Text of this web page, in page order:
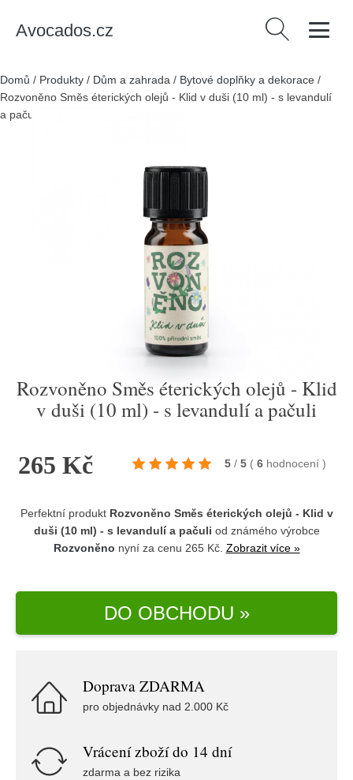
Avocados.cz Vyhledávání
Domů / Produkty / Dům a zahrada / Bytové doplňky a dekorace /
Rozvoněno Směs éterických olejů - Klid v duši (10 ml) - s levandulí
a pačuli
Rozvoněno Směs éterických olejů - Klid
v duši (10 ml) - s levandulí a pačuli
265 Kč 5 / 5 ( 6 hodnocení )
Perfektní produkt Rozvoněno Směs éterických olejů - Klid v
duši (10 ml) - s levandulí a pačuli od známého výrobce
Rozvoněno nyní za cenu 265 Kč. Zobrazit více »
DO OBCHODU »
Doprava ZDARMA
pro objednávky nad 2.000 Kč
Vrácení zboží do 14 dní
zdarma a bez rizika